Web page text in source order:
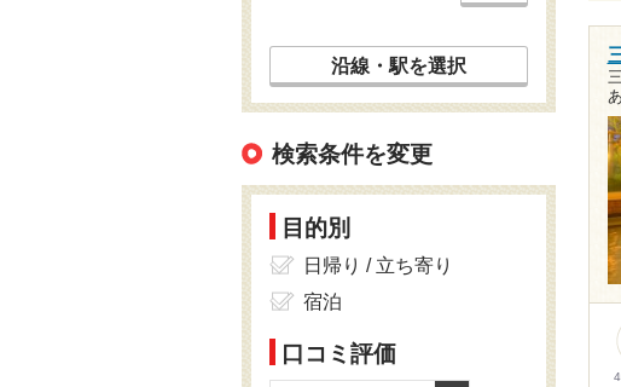
沿線・駅を選択
検索条件を変更
目的別
日帰り / 立ち寄り
宿泊
口コミ評価